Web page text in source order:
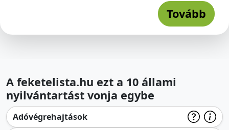
Tovább
A feketelista.hu ezt a 10 állami
nyilvántartást vonja egybe
Adóvégrehajtások